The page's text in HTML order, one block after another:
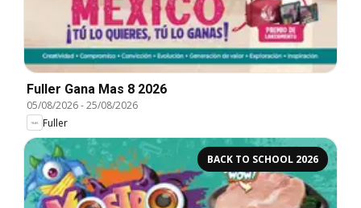
Fuller Gana Mas 8 2026
05/08/2026-25/08/2026
Fuller
BACK TO SCHOOL 2026